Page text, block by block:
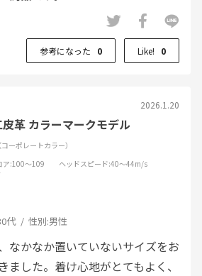
参考になった 0 Like! 0
2026.1.20
皮革 カラーマークモデル
ーポレートカラー）
ア:100～109 ヘッドスピード:40～44m/s
代 性別:男性
なかなか置いていないサイズをお
ました。着け心地がとてもよく、